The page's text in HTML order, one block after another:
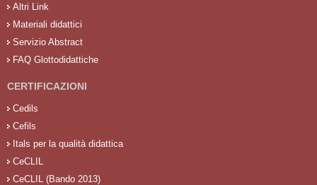
Altri Link
Materiali didattici
Servizio Abstract
FAQ Glottodidattiche
CERTIFICAZIONI
Cedils
Cefils
Itals per la qualità didattica
CeCLIL
CeCLIL (Bando 2013)